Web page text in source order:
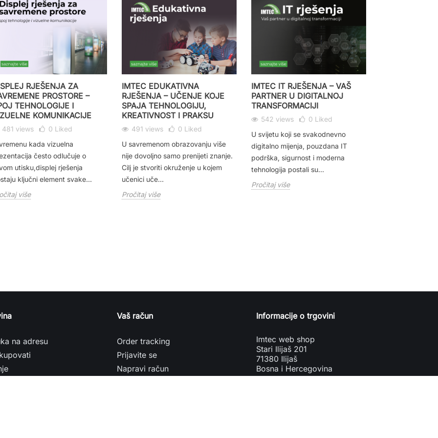
RJEŠENJA ZA
PROSTORE –
TEHNOLOGIJE I
KOMUNIKACIJE
481 views 0 Liked
kada vizuelna
često odlučuje o
utisku,displej rješenja
ključni element svake...
više
IMTEC EDUKATIVNA
RJEŠENJA – UČENJE KOJE
SPAJA TEHNOLOGIJU,
KREATIVNOST I PRAKSU
491 views 0 Liked
U savremenom obrazovanju više
nije dovoljno samo prenijeti znanje.
Cilj je stvoriti okruženje u kojem
učenici uče...
Pročitaj više
IMTEC IT RJEŠENJA – VAŠ
PARTNER U DIGITALNOJ
TRANSFORMACIJI
542 views 0 Liked
U svijetu koji se svakodnevno
digitalno mijenja, pouzdana IT
podrška, sigurnost i moderna
tehnologija postali su...
Pročitaj više
na adresu
Vaš račun
Order tracking
Prijavite se
Napravi račun
Informacije o trgovini
Imtec web shop
Stari Ilijaš 201
71380 Ilijaš
Bosna i Hercegovina